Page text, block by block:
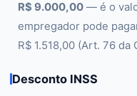
R$ 9.000,00 — é o
empregador pode
R$ 1.518,00 (Art. 76 da
Desconto INSS